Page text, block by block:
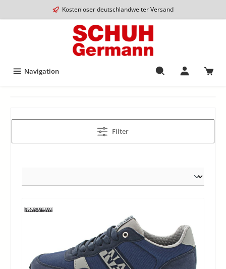
Kostenloser deutschlandweiter Versand
Navigation
Filter